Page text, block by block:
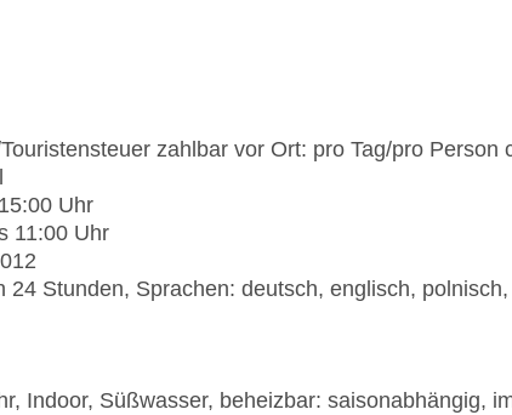
zahlbar vor Ort: pro Tag/pro Person
Uhr
11:00 Uhr
24 Stunden, Sprachen: deutsch, englisch,
Indoor, Süßwasser, beheizbar: saisonabhängig,